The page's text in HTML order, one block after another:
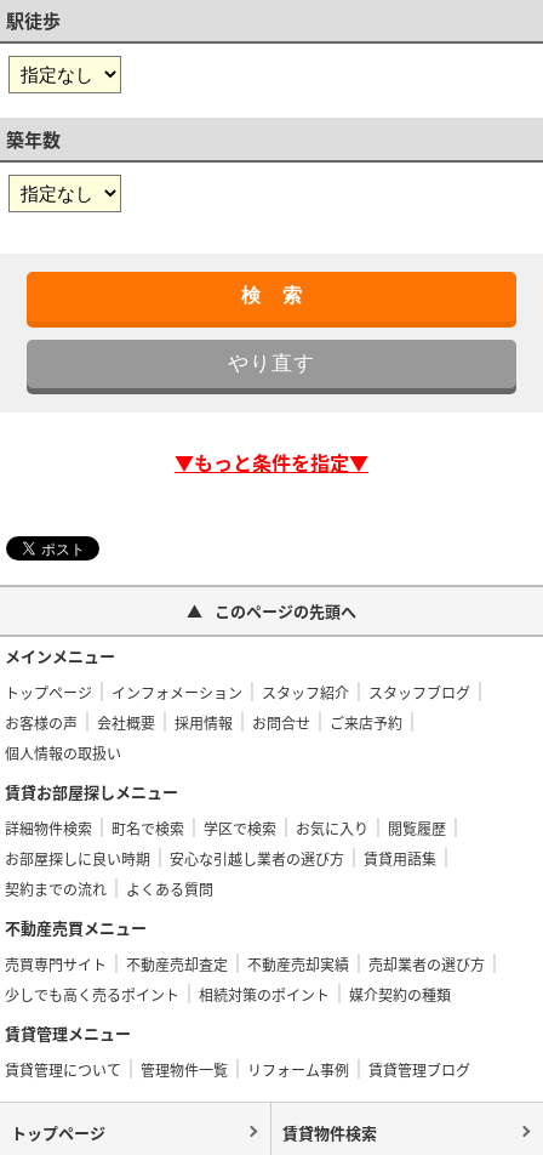
駅徒歩
築年数
▼もっと条件を指定▼
このページの先頭へ
メインメニュー
トップページ インフォメーション スタッフ紹介
スタッフブログ
お客様の声
会社概要 採用情報 お問合せ
ご来店予約
個人情報の取扱い
賃貸お部屋探しメニュー
詳細物件検索 町名で検索 学区で検索 お気に入り
閲覧履歴
お部屋探しに良い時期
安心な引越し業者の選び方
賃貸用語集
契約までの流れ
よくある質問
不動産売買メニュー
売買専門サイト 不動産売却査定 不動産売却実績
売却業者の選び方
少しでも高く売るポイント
相続対策のポイント 媒介契約の種類
賃貸管理メニュー
賃貸管理について 管理物件一覧 リフォーム事例 賃貸管理ブログ
トップページ 賃貸物件検索